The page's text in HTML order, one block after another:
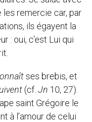
remercie car, par
ils égayent la
: oui, c’est Lui qui
ses brebis, et
(cf. Jn 10, 27).
saint Grégoire le
à l’amour de celui